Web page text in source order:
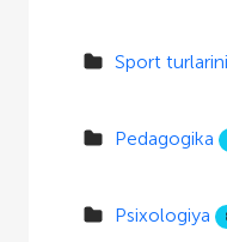
Sport
Pedagogika
Psixologiya